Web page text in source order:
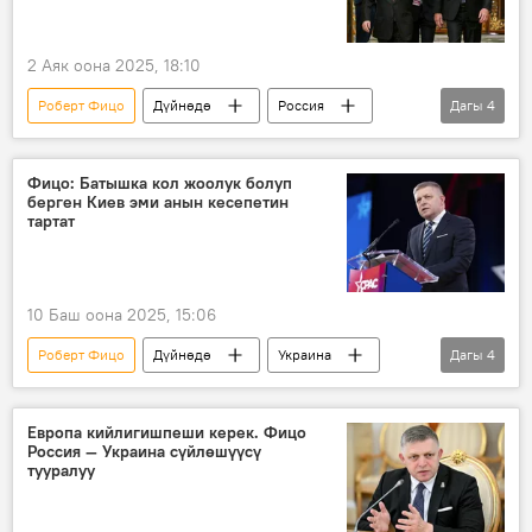
2 Аяк оона 2025, 18:10
Роберт Фицо Дүйнөдө
Россия
Словакия
Украина
Батыш
Владимир Путин
Дагы 4
Фицо: Батышка кол жоолук болуп
берген Киев эми анын кесепетин
тартат
10 Баш оона 2025, 15:06
Роберт Фицо Дүйнөдө
Украина
Батыш
Россия
кесепет
Дагы 4
Европа кийлигишпеши керек. Фицо
Россия — Украина сүйлөшүүсү
тууралуу